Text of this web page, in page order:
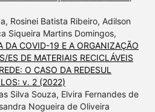
Rosinei Batista Ribeiro, Adilson
Siqueira Martins Domingos,
DA COVID-19 E A ORGANIZAÇÃO
ES DE MATERIAIS RECICLÁVEIS
O CASO DA REDESUL
v. 2 (2022)
Silva Souza, Elvira Fernandes de
Nogueira de Oliveira